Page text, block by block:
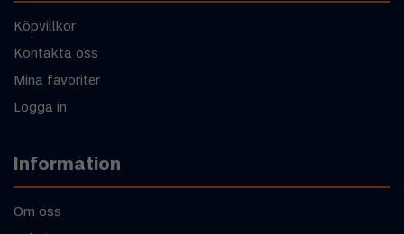
Köpvillkor
Kontakta oss
Mina favoriter
Logga in
Information
Om oss